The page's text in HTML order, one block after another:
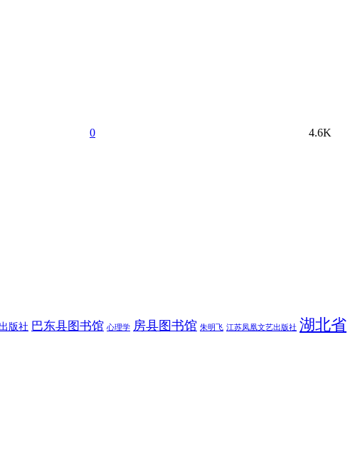
0 4.6K
版社 巴东县图书馆 心理学 房县图书馆 朱明飞 江苏凤凰文艺出版社 湖北省